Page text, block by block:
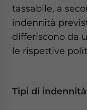
tassabile, a
indennità
differiscono da
le rispettive
Tipi di indennità